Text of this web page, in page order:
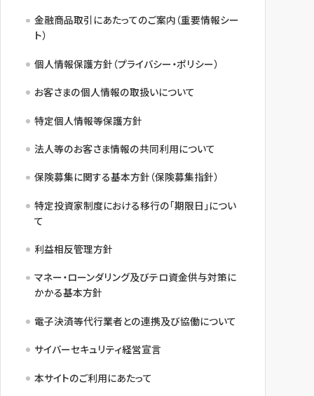
金融商品取引にあたってのご案内（重要情報シー
ト）
個人情報保護方針（プライバシー・ポリシー）
お客さまの個人情報の取扱いについて
特定個人情報等保護方針
法人等のお客さま情報の共同利用について
保険募集に関する基本方針（保険募集指針）
特定投資家制度における移行の「期限日」につい
て
利益相反管理方針
マネー・ローンダリング及びテロ資金供与対策に
かかる基本方針
電子決済等代行業者との連携及び協働について
サイバーセキュリティ経営宣言
本サイトのご利用にあたって